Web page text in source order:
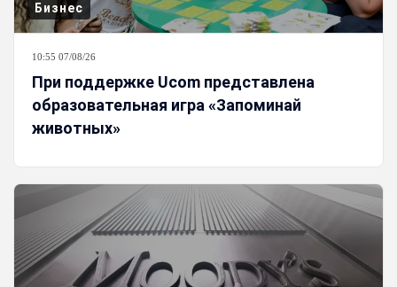
Бизнес
10:55 07/08/26
При поддержке Ucom представлена
образовательная игра «Запоминай
животных»